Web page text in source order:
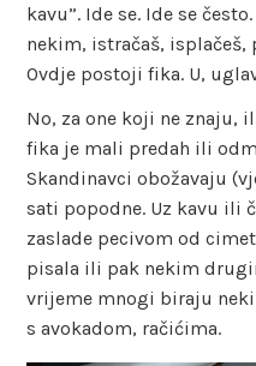
kavu”. Ide se. Ide se
nekim, istračaš, isplačeš,
Ovdje postoji fika. U,
No, za one koji ne znaju,
fika je mali predah ili
Skandinavci obožavaju
sati popodne. Uz kavu ili
zaslade pecivom od
pisala ili pak nekim
vrijeme mnogi biraju
s avokadom, račićima.